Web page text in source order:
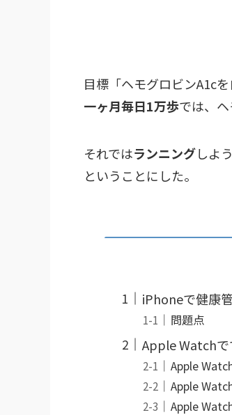
目標「ヘモグロビンA1cを
一ヶ月毎日1万歩では、
それではランニングしよ
ということにした。
iPhoneで健康
問題点
Apple Watch
Apple
Apple
Apple